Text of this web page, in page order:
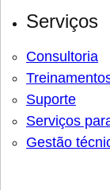
Serviços
Consultoria
Suporte
Serviços
Gestão